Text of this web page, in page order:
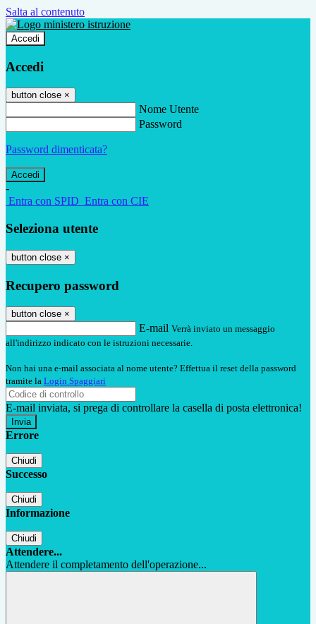
Salta al contenuto
Accedi
Accedi
button close ×
Nome Utente
Password
Password dimenticata?
-
Entra con SPID Entra con CIE
Seleziona utente
button close ×
Recupero password
button close ×
E-mail Verrà inviato un messaggio
all'indirizzo indicato con le istruzioni necessarie.
Non hai una e-mail associata al nome utente? Effettua il reset della password
tramite la Login Spaggiari
E-mail inviata, si prega di controllare la casella di posta elettronica!
Errore
Chiudi
Successo
Chiudi
Informazione
Chiudi
Attendere...
Attendere il completamento dell'operazione...